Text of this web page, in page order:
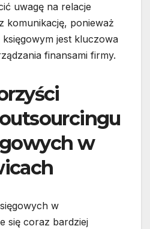
uwagę na relacje
komunikację, ponieważ
jest kluczowa
finansami firmy.
w
w
się coraz bardziej